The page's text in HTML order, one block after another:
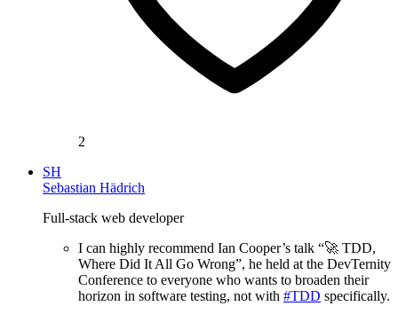
2
SH
Sebastian Hädrich
Full-stack web developer
I can highly recommend Ian Cooper’s talk “🚀 TDD,
Where Did It All Go Wrong”, he held at the DevTernity
Conference to everyone who wants to broaden their
horizon in software testing, not with #TDD specifically.